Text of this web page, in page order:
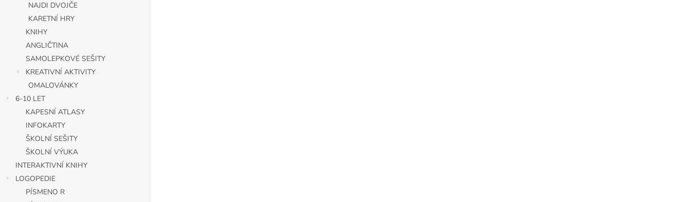
NAJDI DVOJČE
KARETNÍ HRY
KNIHY
ANGLIČTINA
SAMOLEPKOVÉ SEŠITY
KREATIVNÍ AKTIVITY
OMALOVÁNKY
6-10 LET
KAPESNÍ ATLASY
INFOKARTY
ŠKOLNÍ SEŠITY
ŠKOLNÍ VÝUKA
INTERAKTIVNÍ KNIHY
LOGOPEDIE
PÍSMENO R